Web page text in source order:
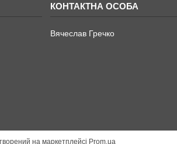
Вячеслав Гречко
на маркетплейсі Prom.ua